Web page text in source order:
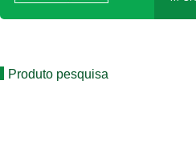
Produto pesquisa